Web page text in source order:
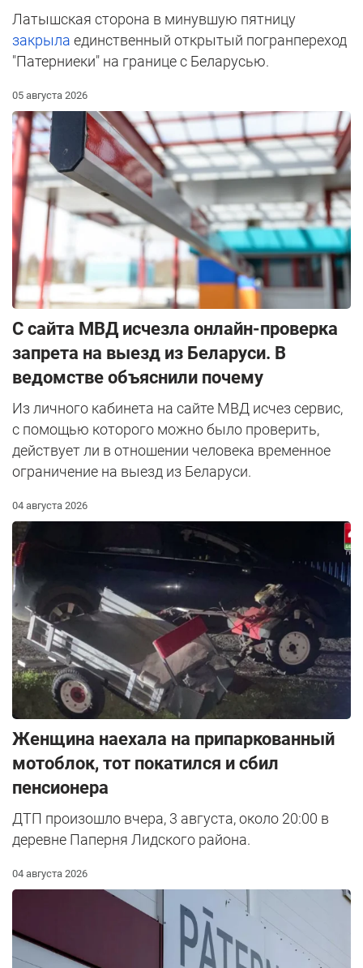
Латышская сторона в минувшую пятницу
закрыла единственный открытый погранпереход
"Патерниеки" на границе с Беларусью.
05 августа 2026
С сайта МВД исчезла онлайн-проверка
запрета на выезд из Беларуси. В
ведомстве объяснили почему
Из личного кабинета на сайте МВД исчез сервис,
с помощью которого можно было проверить,
действует ли в отношении человека временное
ограничение на выезд из Беларуси.
04 августа 2026
Женщина наехала на припаркованный
мотоблок, тот покатился и сбил
пенсионера
ДТП произошло вчера, 3 августа, около 20:00 в
деревне Паперня Лидского района.
04 августа 2026